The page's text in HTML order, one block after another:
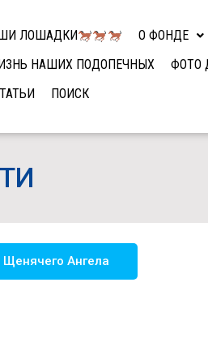
ЛОШАДКИ О ФОНДЕ
НАШИХ ПОДОПЕЧНЫХ
ФОТО
ПОИСК
Ангела